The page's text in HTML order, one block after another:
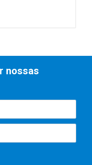
nossas